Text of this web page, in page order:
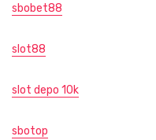
sbobet88
slot88
slot depo 10k
sbotop